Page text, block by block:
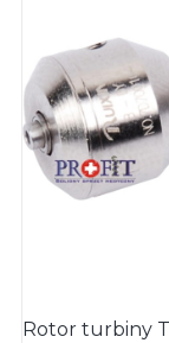
Rotor turbiny